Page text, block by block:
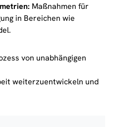
Maßnahmen für
in Bereichen wie
von unabhängigen
weiterzuentwickeln und